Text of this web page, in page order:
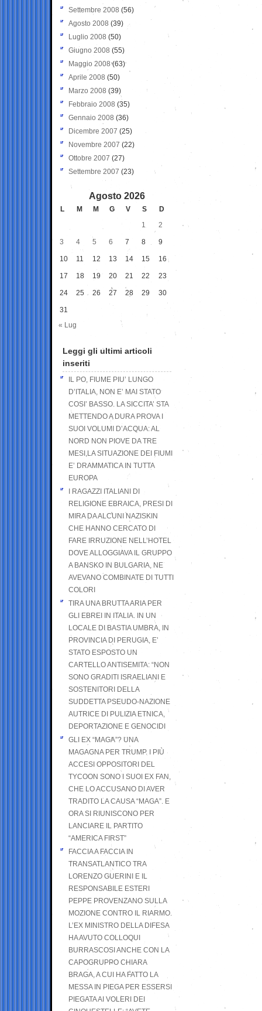
Settembre 2008 (56)
Agosto 2008 (39)
Luglio 2008 (50)
Giugno 2008 (55)
Maggio 2008(63)
Aprile 2008 (50)
Marzo 2008 (39)
Febbraio 2008 (35)
Gennaio 2008 (36)
Dicembre 2007 (25)
Novembre 2007 (22)
Ottobre 2007 (27)
Settembre 2007 (23)
Agosto 2026
L M M G V S
D
1
2
3 4 5 6 7 8 9
10 11 12 13 14 15 16
17 18 19 20 21 22 23
24 25 26 27 28 29 30
31
« Lug
Leggi gli ultimi articoli
inseriti
IL PO, FIUME PIU’ LUNGO
D’ITALIA, NON E’ MAI STATO
COSI’ BASSO. LA SICCITA’ STA
METTENDO A DURA PROVA I
SUOI VOLUMI D’ACQUA: AL
NORD NON PIOVE DA TRE
MESI,LA SITUAZIONE DEI FIUMI
E’ DRAMMATICA IN TUTTA
EUROPA
I RAGAZZI ITALIANI DI
RELIGIONE EBRAICA, PRESI DI
MIRA DA ALCUNI NAZISKIN
CHE HANNO CERCATO DI
FARE IRRUZIONE NELL’HOTEL
DOVE ALLOGGIAVA IL GRUPPO
A BANSKO IN BULGARIA, NE
AVEVANO COMBINATE DI TUTTI
COLORI
TIRA UNA BRUTTA ARIA PER
GLI EBREI IN ITALIA. IN UN
LOCALE DI BASTIA UMBRA, IN
PROVINCIA DI PERUGIA, E’
STATO ESPOSTO UN
CARTELLO ANTISEMITA: “NON
SONO GRADITI ISRAELIANI E
SOSTENITORI DELLA
SUDDETTA PSEUDO-NAZIONE
AUTRICE DI PULIZIA ETNICA,
DEPORTAZIONE E GENOCIDI
GLI EX “MAGA”? UNA
MAGAGNA PER TRUMP. I PIÙ
ACCESI OPPOSITORI DEL
TYCOON SONO I SUOI EX FAN,
CHE LO ACCUSANO DI AVER
TRADITO LA CAUSA “MAGA”. E
ORA SI RIUNISCONO PER
LANCIARE IL PARTITO
“AMERICA FIRST”
FACCIA A FACCIA IN
TRANSATLANTICO TRA
LORENZO GUERINI E IL
RESPONSABILE ESTERI
PEPPE PROVENZANO SULLA
MOZIONE CONTRO IL RIARMO.
L’EX MINISTRO DELLA DIFESA
HA AVUTO COLLOQUI
BURRASCOSI ANCHE CON LA
CAPOGRUPPO CHIARA
BRAGA, A CUI HA FATTO LA
MESSA IN PIEGA PER ESSERSI
PIEGATA AI VOLERI DEI